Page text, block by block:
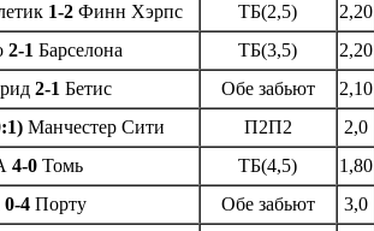
1-2Финн Хэрпс ТБ(2,5)
2,20
2-1 Барселона ТБ(3,5)
2,20
2-1 Бетис Обе забьют
2,10
Манчестер Сити П2П2
2,0
4-0 Томь ТБ(4,5)
1,80
0-4 Порту Обе забьют
3,0